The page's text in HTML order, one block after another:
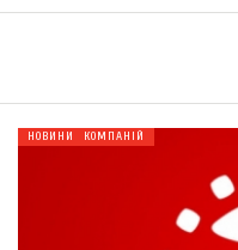
НОВИНИ КОМПАНІЙ